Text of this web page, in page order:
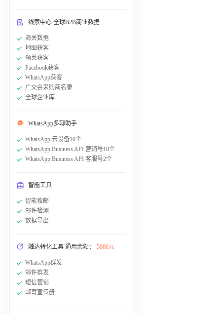
线索中心 全球B2B商业数据
海关数据
地图获客
领英获客
Facebook获客
WhatsApp获客
广交会采购商名录
全球企业库
WhatsApp多聊助手
WhatsApp 云设备10个
WhatsApp Business API 营销号10个
WhatsApp Business API 客服号2个
智能工具
智能搜邮
邮件检测
数据导出
触达转化工具 通用余额： 5000元
WhatsApp群发
邮件群发
短信营销
邮寄宣传册